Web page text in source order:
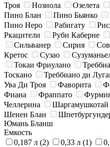
Троя
Нозиола Озелета
Пино Блан
Пино Бьянко
Пино Неро
Рабигату
Ркацители
Руби Каберне
Сильванер
Сирия
Кретос
Сузао
Токаи Фриулано
Тоскано
Треббиано ди
Ува Ди Троя
Фаворита
Фиана
Фраппато
Челлерина
Шаргамушкотай
Шенен Блан
Юмань Бланш
Емкость
0,187 л (2) 0,33 л (1)